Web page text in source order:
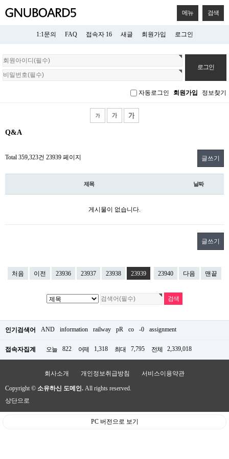
메뉴 검색
1:1문의 FAQ 접속자 16 새글 회원가입 로그인
회
원
로
자동로그인 회원가입 정보찾기
Q&A
Total 359,323건 23939 페이지 글쓰기
제목 날짜
게시물이 없습니다.
글쓰기
처음 이전 23936 23937 23938 23939 23940 다음 맨끝
인기검색어 AND information railway pR co -0 assignment
접속자집계 오늘 822 어제 1,318 최대 7,795 전체 2,339,018
회사소개 개인정보취급방침 서비스이용약관
Copyright © 소유하신 도메인. All rights reserved.
상단으로
PC 버전으로 보기